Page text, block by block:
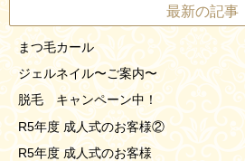
最新の記事
まつ毛カール
ジェルネイル〜ご案内〜
脱毛 キャンペーン中！
R5年度 成人式のお客様②
R5年度 成人式のお客様